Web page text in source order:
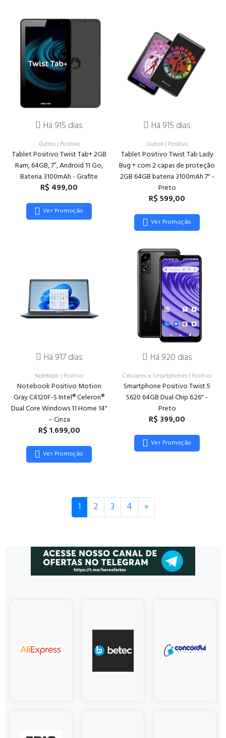
Há 915 dias
Outros| Positivo
Tablet Positivo Twist Tab+ 2GB
Ram, 64GB, 7”, Android 11 Go,
Bateria 3100mAh - Grafite
R$ 499,00
Ver Promoção
Há 915 dias
Outros| Positivo
Tablet Positivo Twist Tab Lady
Bug + com 2 capas de proteção
2GB 64GB bateria 3100mAh 7" -
Preto
R$ 599,00
Ver Promoção
Há 917 dias
Notebook | Positivo
Notebook Positivo Motion
Gray C4120F-S Intel® Celeron®
Dual Core Windows 11 Home 14"
– Cinza
R$ 1.699,00
Ver Promoção
Há 920 dias
Celulares e Smartphones | Positivo
Smartphone Positivo Twist 5
S620 64GB Dual Chip 6.26" -
Preto
R$ 399,00
Ver Promoção
1 2 3 4 »Próximo